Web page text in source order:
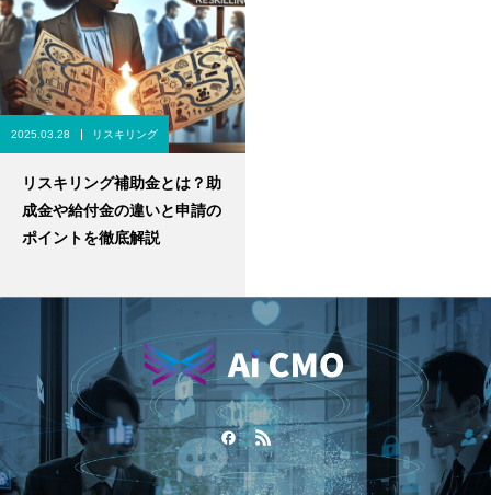
2025.03.28 リスキリング
リスキリング補助金とは？助
成金や給付金の違いと申請の
ポイントを徹底解説